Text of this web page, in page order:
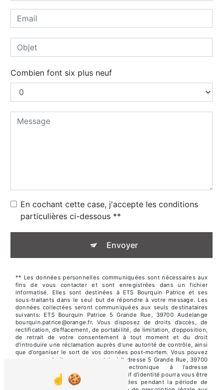
Combien font six plus neuf
En cochant cette case, j'accepte les conditions
particulières ci-dessous **
Envoyer
** Les données personnelles communiquées sont nécessaires aux
fins de vous contacter et sont enregistrées dans un fichier
informatisé. Elles sont destinées à ETS Bourquin Patrice et ses
sous-traitants dans le seul but de répondre à votre message. Les
données collectées seront communiquées aux seuls destinataires
suivants: ETS Bourquin Patrice 5 Grande Rue, 39700 Audelange
bourquin.patrice@orange.fr. Vous disposez de droits d’accès, de
rectification, d’effacement, de portabilité, de limitation, d’opposition,
de retrait de votre consentement à tout moment et du droit
d’introduire une réclamation auprès d’une autorité de contrôle, ainsi
que d’organiser le sort de vos données post-mortem. Vous pouvez
exercer ces droits par voie postale à l'adresse 5 Grande Rue, 39700
Audelange ou par courrier électronique à l'adresse
bourquin.patrice@orange.fr. Un justificatif d'identité pourra vous être
demandé. Nous conservons vos données pendant la période de